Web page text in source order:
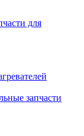
для
запчасти